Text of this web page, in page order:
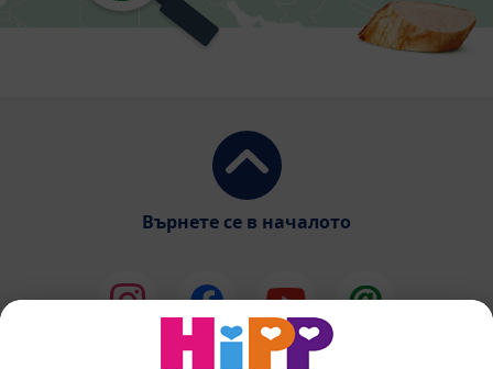
Върнете се в началото